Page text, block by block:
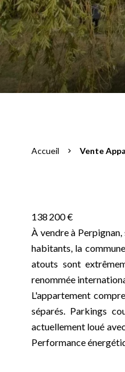
Accueil Vente
138 200 €
À vendre à
habitants, la
atouts sont
renommée
L'appartement
séparés. Parkings
actuellement loué
Performance